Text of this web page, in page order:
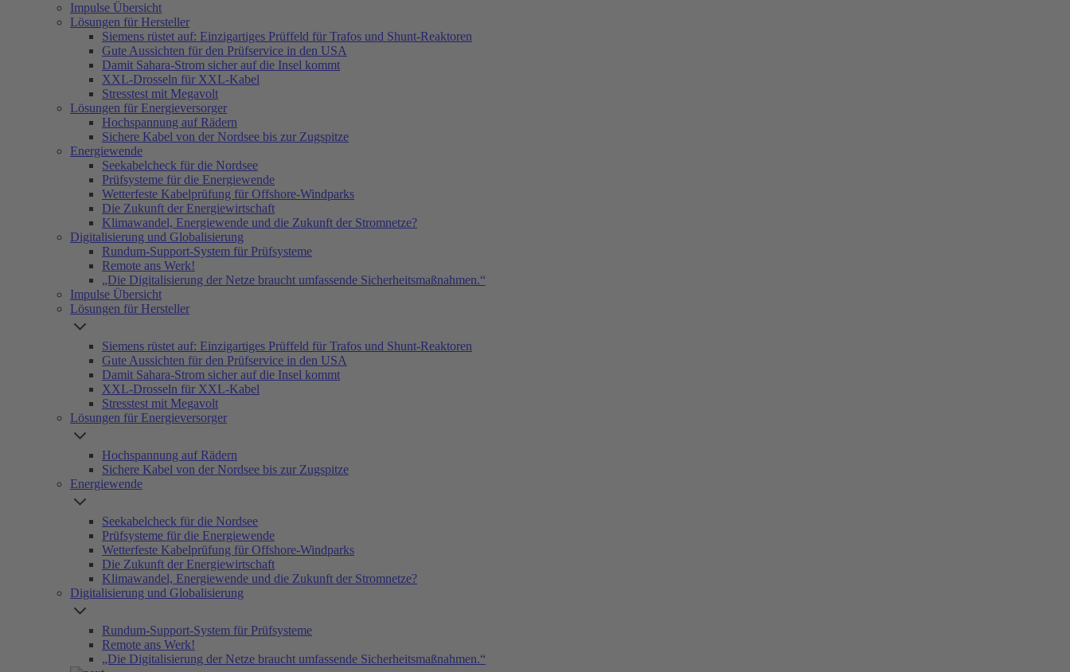
Impulse Übersicht
Lösungen für Hersteller
Siemens rüstet auf: Einzigartiges Prüffeld für Trafos und Shunt-Reaktoren
Gute Aussichten für den Prüfservice in den USA
Damit Sahara-Strom sicher auf die Insel kommt
XXL-Drosseln für XXL-Kabel
Stresstest mit Megavolt
Lösungen für Energieversorger
Hochspannung auf Rädern
Sichere Kabel von der Nordsee bis zur Zugspitze
Energiewende
Seekabelcheck für die Nordsee
Prüfsysteme für die Energiewende
Wetterfeste Kabelprüfung für Offshore-Windparks
Die Zukunft der Energiewirtschaft
Klimawandel, Energiewende und die Zukunft der Stromnetze?
Digitalisierung und Globalisierung
Rundum-Support-System für Prüfsysteme
Remote ans Werk!
„Die Digitalisierung der Netze braucht umfassende Sicherheitsmaßnahmen.“
Impulse Übersicht
Lösungen für Hersteller
Siemens rüstet auf: Einzigartiges Prüffeld für Trafos und Shunt-Reaktoren
Gute Aussichten für den Prüfservice in den USA
Damit Sahara-Strom sicher auf die Insel kommt
XXL-Drosseln für XXL-Kabel
Stresstest mit Megavolt
Lösungen für Energieversorger
Hochspannung auf Rädern
Sichere Kabel von der Nordsee bis zur Zugspitze
Energiewende
Seekabelcheck für die Nordsee
Prüfsysteme für die Energiewende
Wetterfeste Kabelprüfung für Offshore-Windparks
Die Zukunft der Energiewirtschaft
Klimawandel, Energiewende und die Zukunft der Stromnetze?
Digitalisierung und Globalisierung
Rundum-Support-System für Prüfsysteme
Remote ans Werk!
„Die Digitalisierung der Netze braucht umfassende Sicherheitsmaßnahmen.“